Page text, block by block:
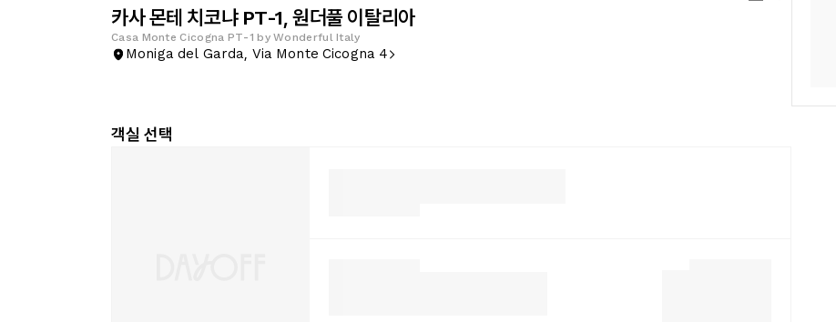
카사 몬테 치코냐 PT-1, 원더풀 이탈리아
Casa Monte Cicogna PT-1 by Wonderful Italy
Moniga del Garda, Via Monte Cicogna 4
객실 선택